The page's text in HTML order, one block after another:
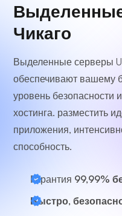
Чикаго
Выделенные серверы
обеспечивают вашему
уровень безопасности
хостинга. разместить
приложения,
способность.
Гарантия 99,99%
Быстро,